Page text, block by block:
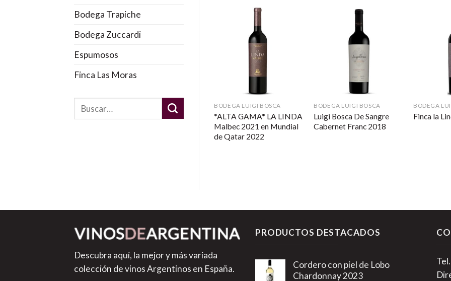
Bodega Trapiche
Bodega Zuccardi
Espumosos
Finca Las Moras
BODEGA LUIGI BOSCA
*ALTA GAMA* LA LINDA
Malbec 2021 en Mundial
de Qatar 2022
BODEGA LUIGI BOSCA
Luigi Bosca De Sangre
Cabernet Franc 2018
BODEGA
Finca la
BODEGA LUIGI BOSCA BODEGA LUIGI BOSCA
Luigi Bosca Syrah Reserva
Descubra aquí, la mejor y más variada
colección de vinos Argentinos en España.
PRODUCTOS DESTACADOS
Cordero con piel de Lobo
Chardonnay 2023